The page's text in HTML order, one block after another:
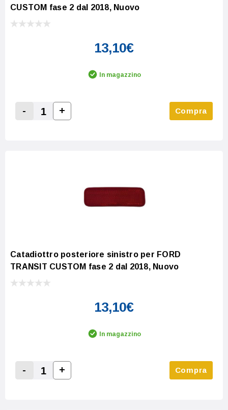
CUSTOM fase 2 dal 2018, Nuovo
13,10€
In magazzino
Decrease Quantity:
-
Increase Quantity:
+ Compra
Catadiottro posteriore sinistro per FORD
TRANSIT CUSTOM fase 2 dal 2018, Nuovo
13,10€
In magazzino
Decrease Quantity:
-
Increase Quantity:
+ Compra